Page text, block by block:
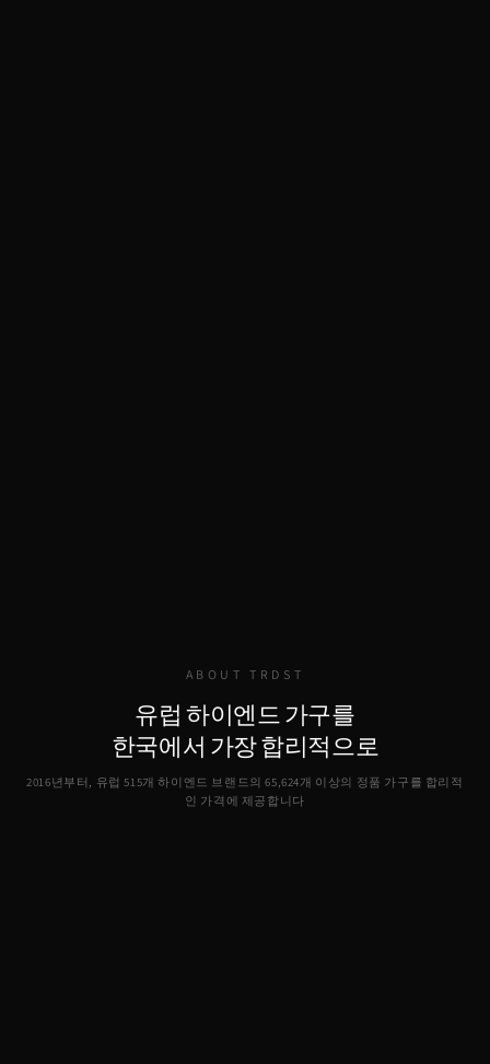
ABOUT TRDST
유럽 하이엔드 가구를
한국에서 가장 합리적으로
2016년부터, 유럽 515개 하이엔드 브랜드의65,624개 이상의 정품 가구를 합리적
인 가격에 제공합니다